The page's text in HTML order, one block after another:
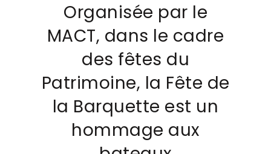
Organisée par le
MACT, dans le cadre
des fêtes du
Patrimoine, la Fête de
la Barquette est un
hommage aux